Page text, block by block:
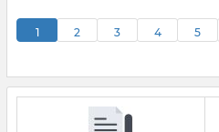
1 2 3 4 5